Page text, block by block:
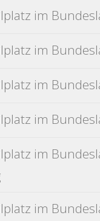
im
im
im
im
im
im